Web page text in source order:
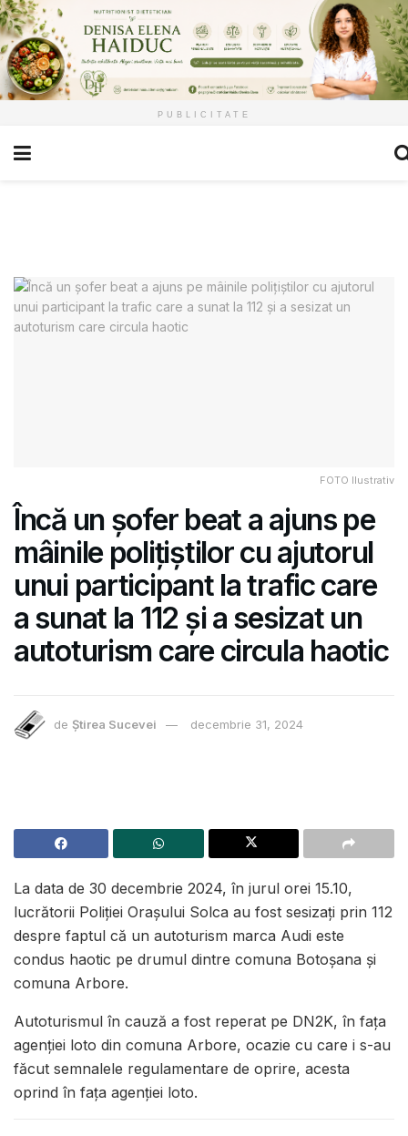
PUBLICITATE
FOTO Ilustrativ
Încă un șofer beat a ajuns pe
mâinile polițiștilor cu ajutorul
unui participant la trafic care
a sunat la 112 și a sesizat un
autoturism care circula haotic
de Știrea Sucevei decembrie 31, 2024
La data de 30 decembrie 2024, în jurul orei 15.10,
lucrătorii Poliției Orașului Solca au fost sesizați prin 112
despre faptul că un autoturism marca Audi este
condus haotic pe drumul dintre comuna Botoșana și
comuna Arbore.
Autoturismul în cauză a fost reperat pe DN2K, în fața
agenției loto din comuna Arbore, ocazie cu care i s-au
făcut semnalele regulamentare de oprire, acesta
oprind în fața agenției loto.